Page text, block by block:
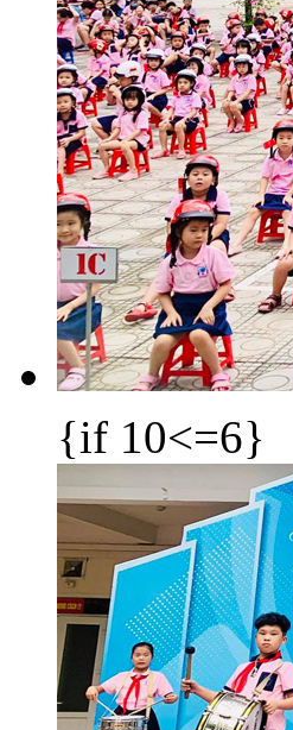
{if 10<=6}